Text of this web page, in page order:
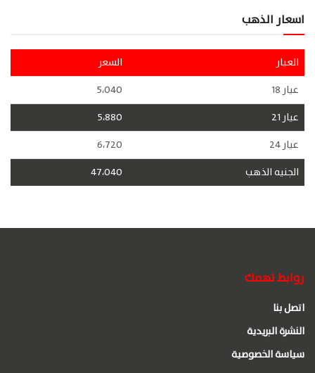
اسعار الذهب
العيار
السعر
عيار 18
5،040
عيار 21
5،880
عيار 24
6،720
الجنيه الذهب
47،040
روابط تهمك
اتصل بنا
النشرة البريدية
سياسة الخصوصية